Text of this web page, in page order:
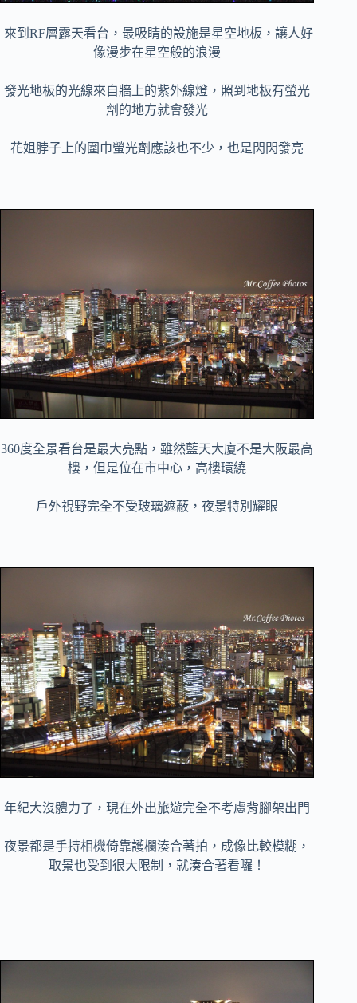
來到RF層露天看台，最吸睛的設施是星空地板，讓人好
像漫步在星空般的浪漫
發光地板的光線來自牆上的紫外線燈，照到地板有螢光
劑的地方就會發光
花姐脖子上的圍巾螢光劑應該也不少，也是閃閃發亮
360度全景看台是最大亮點，雖然藍天大廈不是大阪最高
樓，但是位在市中心，高樓環繞
戶外視野完全不受玻璃遮蔽，夜景特別耀眼
年紀大沒體力了，現在外出旅遊完全不考慮背腳架出門
夜景都是手持相機倚靠護欄湊合著拍，成像比較模糊，
取景也受到很大限制，就湊合著看囉！